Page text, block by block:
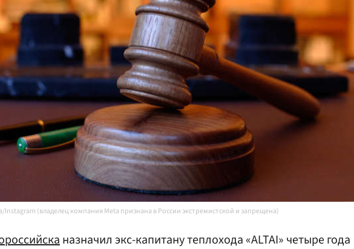
Instagram (владелец компания Meta признана в России экстремистской и запрещена)
назначил экс-капитану теплохода «ALTAI» четыре года